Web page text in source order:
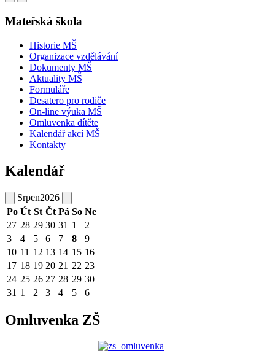
Mateřská škola
Historie MŠ
Organizace vzdělávání
Dokumenty MŠ
Aktuality MŠ
Formuláře
Desatero pro rodiče
On-line výuka MŠ
Omluvenka dítěte
Kalendář akcí MŠ
Kontakty
Kalendář
Srpen2026
Po Út St Čt Pá So Ne
27 28 29 30 31 1
2
3
4 5 6 7 8
9
10 11 12 13 14 15 16
17 18 19 20 21 22 23
24 25 26 27 28 29 30
31 1 2 3 4 5 6
Omluvenka ZŠ